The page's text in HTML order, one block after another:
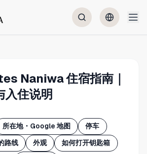
Naniwa 住宿指南｜
入住说明
所在地・Google 地图 停车
路线 外观 如何打开钥匙箱